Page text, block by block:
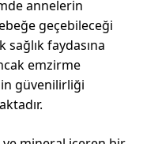
annelerin
geçebileceği
faydasına
emzirme
güvenilirliği